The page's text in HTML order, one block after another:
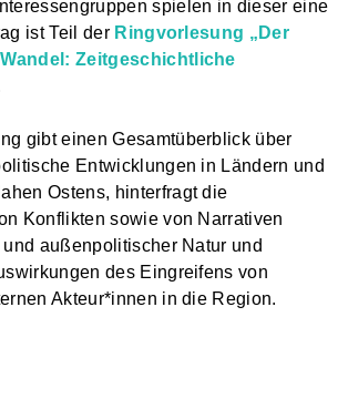
spielen in dieser eine
ist Teil der Ringvorlesung „Der
Zeitgeschichtliche
gibt einen Gesamtüberblick über
Entwicklungen in Ländern und
Ostens, hinterfragt die
Konflikten sowie von Narrativen
außenpolitischer Natur und
des Eingreifens von
Akteur*innen in die Region.